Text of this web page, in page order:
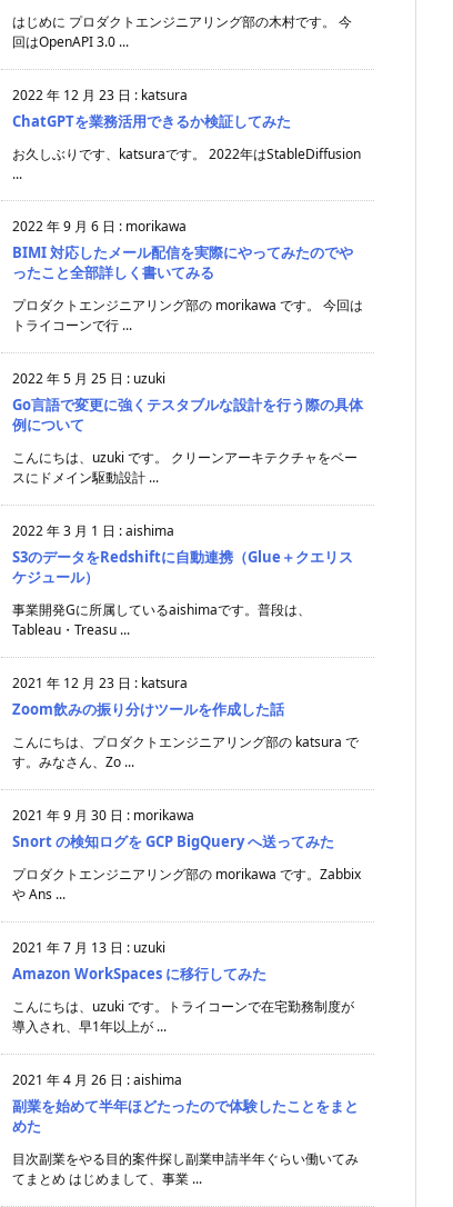
はじめに プロダクトエンジニアリング部の木村です。 今
回はOpenAPI 3.0 ...
2022 年 12 月 23 日 : katsura
ChatGPTを業務活用できるか検証してみた
お久しぶりです、katsuraです。 2022年はStableDiffusion
...
2022 年 9 月 6 日 : morikawa
BIMI 対応したメール配信を実際にやってみたのでや
ったこと全部詳しく書いてみる
プロダクトエンジニアリング部の morikawa です。 今回は
トライコーンで行 ...
2022 年 5 月 25 日 : uzuki
Go言語で変更に強くテスタブルな設計を行う際の具体
例について
こんにちは、uzuki です。 クリーンアーキテクチャをベー
スにドメイン駆動設計 ...
2022 年 3 月 1 日 :aishima
S3のデータをRedshiftに自動連携（Glue＋クエリス
ケジュール）
事業開発Gに所属しているaishimaです。普段は、
Tableau・Treasu ...
2021 年 12 月 23 日 : katsura
Zoom飲みの振り分けツールを作成した話
こんにちは、プロダクトエンジニアリング部の katsura で
す。みなさん、Zo ...
2021 年 9 月 30 日 : morikawa
Snort の検知ログを GCP BigQuery へ送ってみた
プロダクトエンジニアリング部の morikawa です。Zabbix
や Ans ...
2021 年 7 月 13 日 : uzuki
Amazon WorkSpaces に移行してみた
こんにちは、uzuki です。トライコーンで在宅勤務制度が
導入され、早1年以上が ...
2021 年 4 月 26 日 :aishima
副業を始めて半年ほどたったので体験したことをまと
めた
目次副業をやる目的案件探し副業申請半年ぐらい働いてみ
てまとめ はじめまして、事業 ...